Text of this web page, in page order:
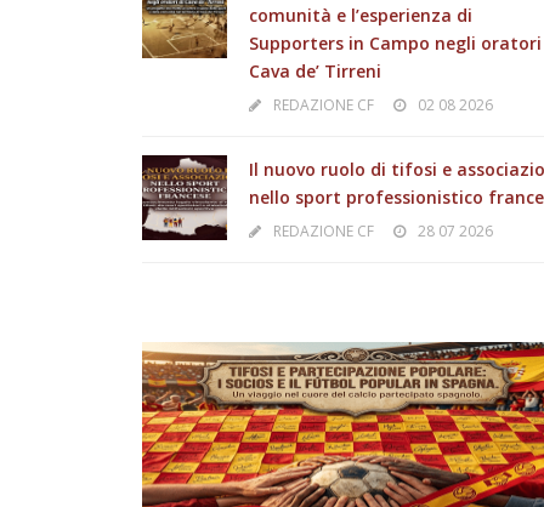
comunità e l’esperienza di
Supporters in Campo negli
Cava de’ Tirreni
REDAZIONE CF 02 08 2026
Il nuovo ruolo di tifosi e
nello sport professionistico
REDAZIONE CF 28 07 2026